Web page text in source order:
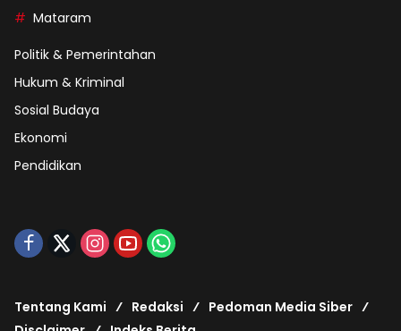
Mataram
Politik & Pemerintahan
Hukum & Kriminal
Sosial Budaya
Ekonomi
Pendidikan
Tentang Kami Redaksi
Pedoman Media Siber